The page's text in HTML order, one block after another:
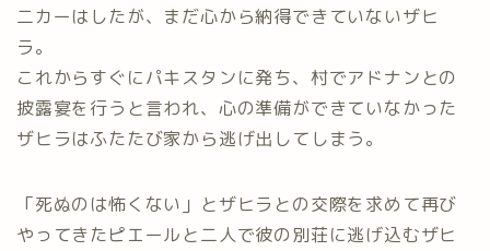
二カーはしたが、まだ心から納得できていないザヒ
ラ。
これからすぐにパキスタンに発ち、村でアドナンとの
披露宴を行うと言われ、心の準備ができていなかった
ザヒラはふたたび家から逃げ出してしまう。
「死ぬのは怖くない」とザヒラとの交際を求めて再び
やってきたピエールと二人で彼の別荘に逃げ込むザヒ